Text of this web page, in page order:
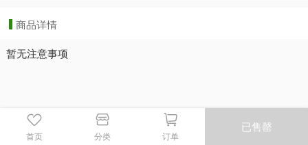
商品详情
暂无注意事项
首页 分类 订单
已售罄